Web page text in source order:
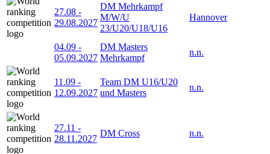
27.08 -
29.08.2027
DM Mehrkampf
M/W/U
23/U20/U18/U16
Hannover
04.09 -
05.09.2027
DM Masters
Mehrkampf
n.n.
11.09 -
12.09.2027
Team DM U16/U20
und Masters
n.n.
27.11 -
28.11.2027
DM Cross n.n.